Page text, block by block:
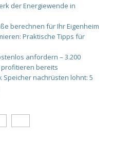
der Energiewende in
berechnen für Ihr Eigenheim
Praktische Tipps für
anfordern – 3.200
bereits
Speicher nachrüsten lohnt: 5